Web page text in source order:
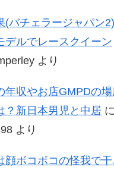
(バチェラージャパン
デルでレースクイーン
より
年収やお店GMPDの
？新日本男児と中居 に
より
顔ボコボコの怪我で